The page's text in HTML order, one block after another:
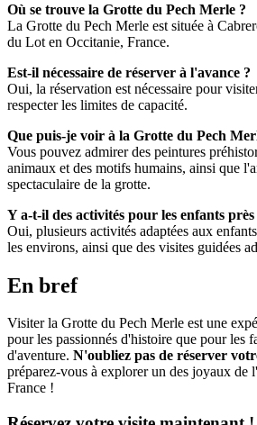
Où se trouve la Grotte du Pech Merle ?
La Grotte du Pech Merle est située à
du Lot en Occitanie, France.
Est-il nécessaire de réserver à l'avance ?
Oui, la réservation est nécessaire pour
respecter les limites de capacité.
Que puis-je voir à la Grotte du Pech
Vous pouvez admirer des peintures
animaux et des motifs humains, ainsi que
spectaculaire de la grotte.
Y a-t-il des activités pour les enfants
Oui, plusieurs activités adaptées aux
les environs, ainsi que des visites guidées
En bref
Visiter la Grotte du Pech Merle est une
pour les passionnés d'histoire que pour les
d'aventure. N'oubliez pas de réserver
préparez-vous à explorer un des joyaux de
France !